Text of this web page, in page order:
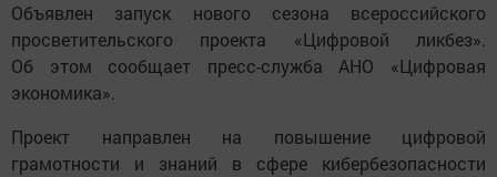
Объявлен запуск нового сезона всероссийского
просветительского проекта «Цифровой ликбез».
Об этом сообщает пресс-служба АНО «Цифровая
экономика».
Проект направлен на повышение цифровой
грамотности и знаний в сфере кибербезопасности